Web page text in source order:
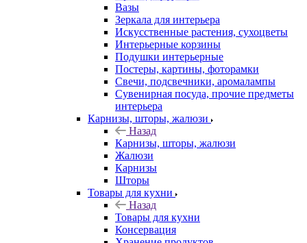
Вазы
Зеркала для интерьера
Искусственные растения, сухоцветы
Интерьерные корзины
Подушки интерьерные
Постеры, картины, фоторамки
Свечи, подсвечники, аромалампы
Сувенирная посуда, прочие предметы
интерьера
Карнизы, шторы, жалюзи
Назад
Карнизы, шторы, жалюзи
Жалюзи
Карнизы
Шторы
Товары для кухни
Назад
Товары для кухни
Консервация